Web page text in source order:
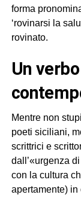
forma
‘rovinarsi la
rovinato.
Un
Mentre non
poeti siciliani,
scrittrici e
dall’«urgenza
con la cultura
apertamente) in